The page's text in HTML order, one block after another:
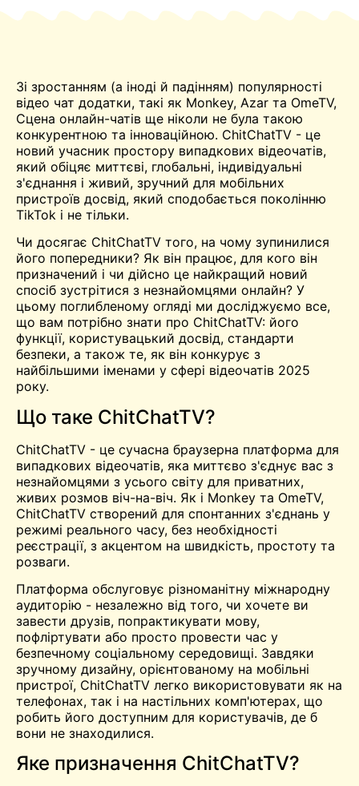
Зі зростанням (а іноді й падінням) популярності
відео чат додатки, такі як Monkey, Azar та OmeTV,
Сцена онлайн-чатів ще ніколи не була такою
конкурентною та інноваційною. ChitChatTV - це
новий учасник простору випадкових відеочатів,
який обіцяє миттєві, глобальні, індивідуальні
з'єднання і живий, зручний для мобільних
пристроїв досвід, який сподобається поколінню
TikTok і не тільки.
Чи досягає ChitChatTV того, на чому зупинилися
його попередники? Як він працює, для кого він
призначений і чи дійсно це найкращий новий
спосіб зустрітися з незнайомцями онлайн? У
цьому поглибленому огляді ми досліджуємо все,
що вам потрібно знати про ChitChatTV: його
функції, користувацький досвід, стандарти
безпеки, а також те, як він конкурує з
найбільшими іменами у сфері відеочатів 2025
року.
Що таке ChitChatTV?
ChitChatTV - це сучасна браузерна платформа для
випадкових відеочатів, яка миттєво з'єднує вас з
незнайомцями з усього світу для приватних,
живих розмов віч-на-віч. Як і Monkey та OmeTV,
ChitChatTV створений для спонтанних з'єднань у
режимі реального часу, без необхідності
реєстрації, з акцентом на швидкість, простоту та
розваги.
Платформа обслуговує різноманітну міжнародну
аудиторію - незалежно від того, чи хочете ви
завести друзів, попрактикувати мову,
пофліртувати або просто провести час у
безпечному соціальному середовищі. Завдяки
зручному дизайну, орієнтованому на мобільні
пристрої, ChitChatTV легко використовувати як на
телефонах, так і на настільних комп'ютерах, що
робить його доступним для користувачів, де б
вони не знаходилися.
Яке призначення ChitChatTV?